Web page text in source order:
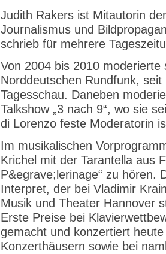
Judith Rakers ist Mitautorin
Journalismus und
schrieb für mehrere
Von 2004 bis 2010
Norddeutschen Rundfunk,
Tagesschau. Daneben
Talkshow „3 nach 9“, wo sie
di Lorenzo feste Moderatorin
Im musikalischen
Krichel mit der Tarantella aus
P&egrave;lerinage“ zu hören.
Interpret, der bei Vladimir
Musik und Theater Hannover
Erste Preise bei
gemacht und konzertiert
Konzerthäusern sowie bei